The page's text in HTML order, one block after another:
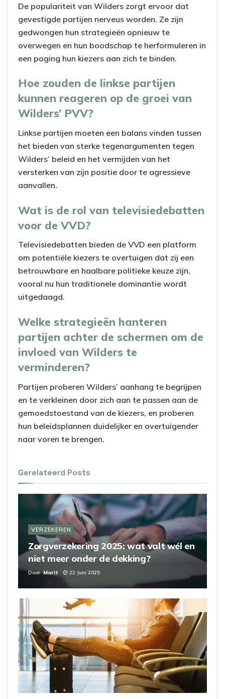
De populariteit van Wilders zorgt ervoor dat
gevestigde partijen nerveus worden. Ze zijn
gedwongen hun strategieën opnieuw te
overwegen en hun boodschap te herformuleren in
een poging hun kiezers aan zich te binden.
Hoe zouden de linkse partijen
kunnen reageren op de groei van
Wilders’ PVV?
Linkse partijen moeten een balans vinden tussen
het bieden van sterke tegenargumenten tegen
Wilders’ beleid en het vermijden van het
versterken van zijn positie door te agressieve
aanvallen.
Wat is de rol van televisiedebatten
voor de VVD?
Televisiedebatten bieden de VVD een platform
om potentiële kiezers te overtuigen dat zij een
betrouwbare en haalbare politieke keuze zijn,
vooral nu hun traditionele dominantie wordt
uitgedaagd.
Welke strategieën hanteren
partijen achter de schermen om de
invloed van Wilders te
verminderen?
Partijen proberen Wilders’ aanhang te begrijpen
en te verkleinen door zich aan te passen aan de
gemoedstoestand van de kiezers, en proberen
hun beleidsplannen duidelijker en overtuigender
naar voren te brengen.
Gerelateerd Posts
VERZEKEREN
Zorgverzekering 2025: wat valt wél en
niet meer onder de dekking?
Door Marit 22 Juni 2025